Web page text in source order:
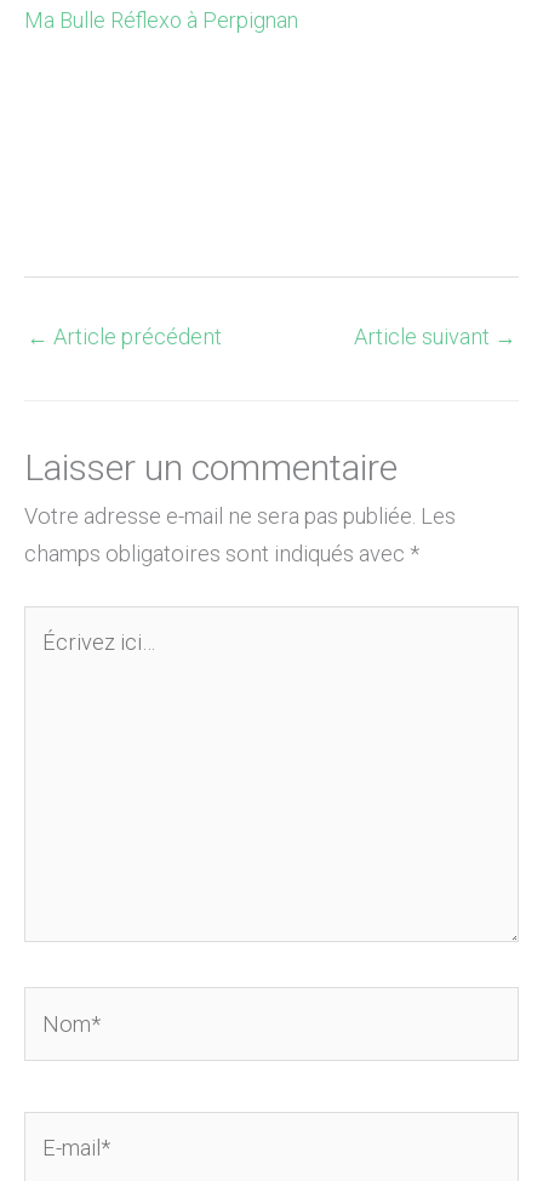
Ma Bulle Réflexo à Perpignan
← Article précédent Article suivant →
Laisser un commentaire
Votre adresse e-mail ne sera pas publiée. Les
champs obligatoires sont indiqués avec *
Écrivez